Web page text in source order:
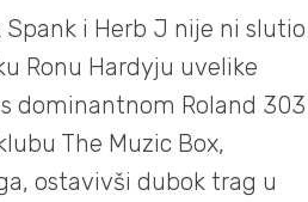
i Herb J nije ni slutio
Ronu Hardyju uvelike
dominantnom Roland 303
The Muzic Box,
ostavivši dubok trag u